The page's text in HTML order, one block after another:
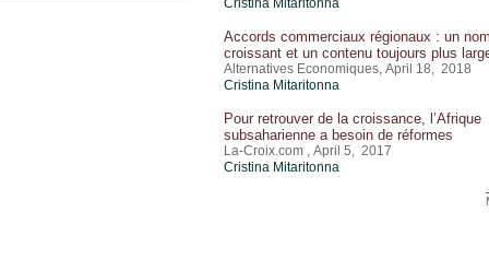
Cristina Mitaritonna
Accords commerciaux régionaux : un
croissant et un contenu toujours plus
Alternatives Economiques, April 18, 2018
Cristina Mitaritonna
Pour retrouver de la croissance, l’Afrique
subsaharienne a besoin de réformes
La-Croix.com , April 5, 2017
Cristina Mitaritonna